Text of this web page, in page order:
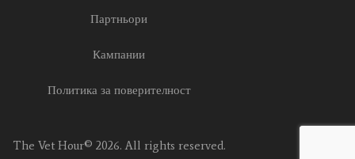
Партньори
Кампании
Политика за поверителност
The Vet Hour© 2026. All rights reserved.